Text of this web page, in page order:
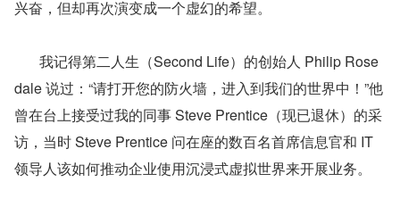
兴奋，但却再次演变成一个虚幻的希望。
dale 说过：“请打开您的防火墙，进入到我们的世界中！”他
曾在台上接受过我的同事 Steve Prentice（现已退休）的采
访，当时 Steve Prentice 问在座的数百名首席信息官和 IT
领导人该如何推动企业使用沉浸式虚拟世界来开展业务。